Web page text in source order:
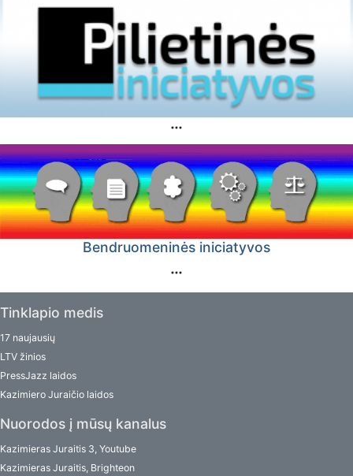
Bendruomeninės iniciatyvos
Tinklapio medis
17 naujausių
LTV žinios
PressJazz laidos
Kazimiero Juraičio laidos
Nuorodos į mūsų kanalus
Kazimieras Juraitis 3, Youtube
Kazimieras Juraitis, Brighteon